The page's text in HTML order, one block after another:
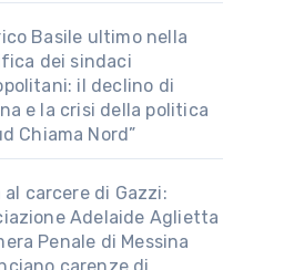
Basile ultimo nella
dei sindaci
il declino di
e la crisi della politica
Chiama Nord”
al carcere di Gazzi:
Adelaide Aglietta
Penale di Messina